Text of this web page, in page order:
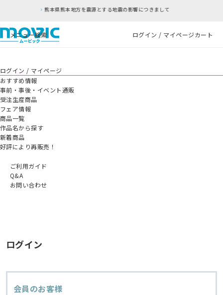
本県熊本地方を震源とする地震の影響につきまして
メニュー検索 ログイン / マイページカート
ログイン / マイページ
おすすめ情報
事前・事後・イベント通販
受注生産商品
フェア情報
商品一覧
作品名から探す
新着商品
好評により再販売！
ご利用ガイド
Q&A
お問い合わせ
ログイン
会員のお客様